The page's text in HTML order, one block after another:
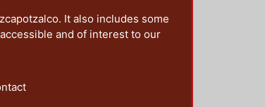
It also includes some
and of interest to our